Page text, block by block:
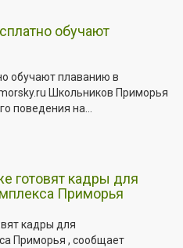
обучают
обучают плаванию в
Школьников Приморья
поведения на...
готовят кадры для
Приморья
кадры для
Приморья , сообщает